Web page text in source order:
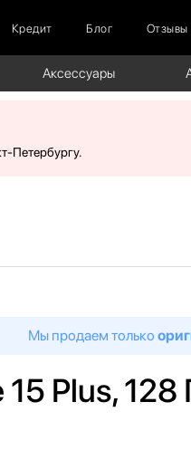
Кредит Блог Отзывы
Аксессуары
Петербургу.
Мы продаем только
Plus,